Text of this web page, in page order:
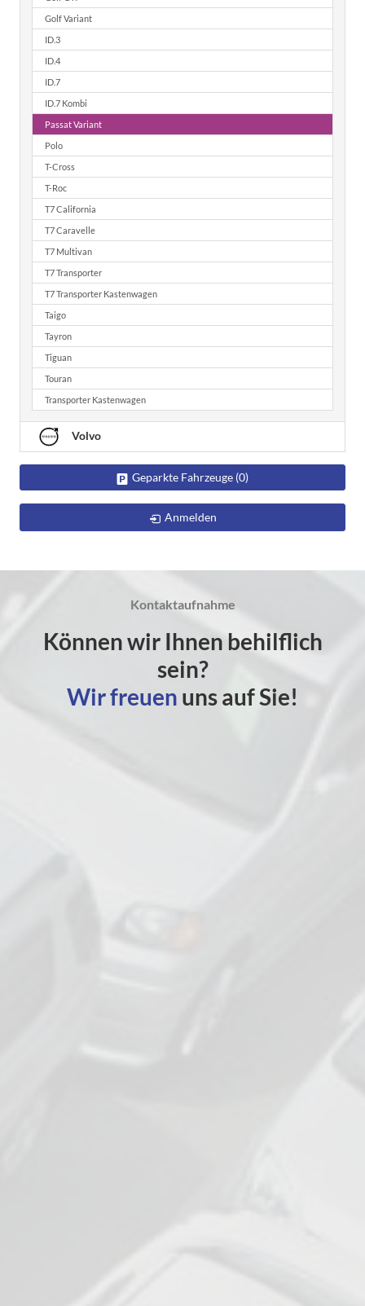
Golf Variant
ID.3
ID.4
ID.7
ID.7 Kombi
Passat Variant
Polo
T-Cross
T-Roc
T7 California
T7 Caravelle
T7 Multivan
T7 Transporter
T7 Transporter Kastenwagen
Taigo
Tayron
Tiguan
Touran
Transporter Kastenwagen
Volvo
Geparkte Fahrzeuge (0)
Anmelden
Kontaktaufnahme
Können wir Ihnen behilflich
sein?
Wir freuen uns auf Sie!